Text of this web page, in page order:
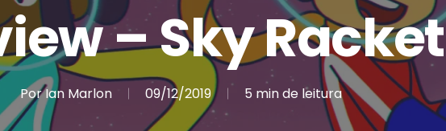
– Sky Racket
PorIan Marlon 09/12/2019 5 min de leitura